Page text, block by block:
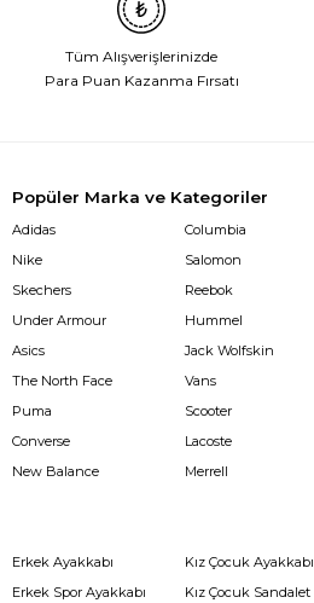
Tüm Alışverişlerinizde
Para Puan Kazanma Fırsatı
Popüler Marka ve Kategoriler
Adidas
Nike
Skechers
Under Armour
Asics
The North Face
Puma
Converse
New Balance
Columbia
Salomon
Reebok
Hummel
Jack Wolfskin
Vans
Scooter
Lacoste
Merrell
Erkek Ayakkabı
Erkek Spor Ayakkabı
Kız Çocuk Ayakkabı
Kız Çocuk Sandalet